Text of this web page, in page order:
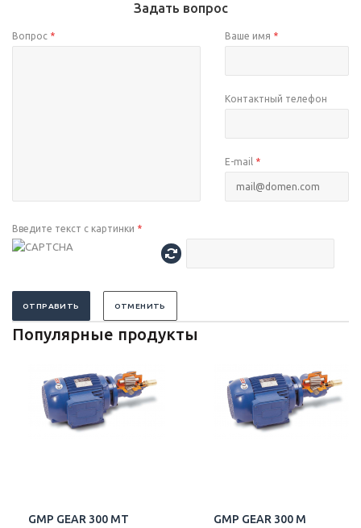
Задать вопрос
Вопрос * Ваше имя *
Контактный телефон
E-mail *
Введите текст с картинки *
ОТПРАВИТЬ ОТМЕНИТЬ
Популярные продукты
GMP GEAR 300 MT
GMP GEAR 300 M